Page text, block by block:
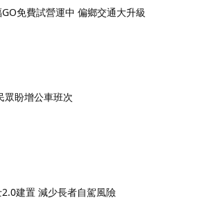
免費試營運中 偏鄉交通大升級
眾盼增公車班次
建置 減少長者自駕風險